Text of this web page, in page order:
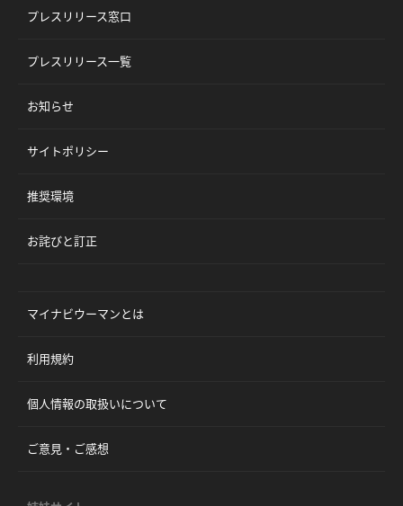
プレスリリース窓口
プレスリリース一覧
お知らせ
サイトポリシー
推奨環境
お詫びと訂正
マイナビウーマンとは
利用規約
個人情報の取扱いについて
ご意見・ご感想